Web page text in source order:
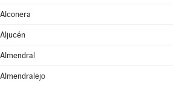
Alconera
Aljucén
Almendral
Almendralejo